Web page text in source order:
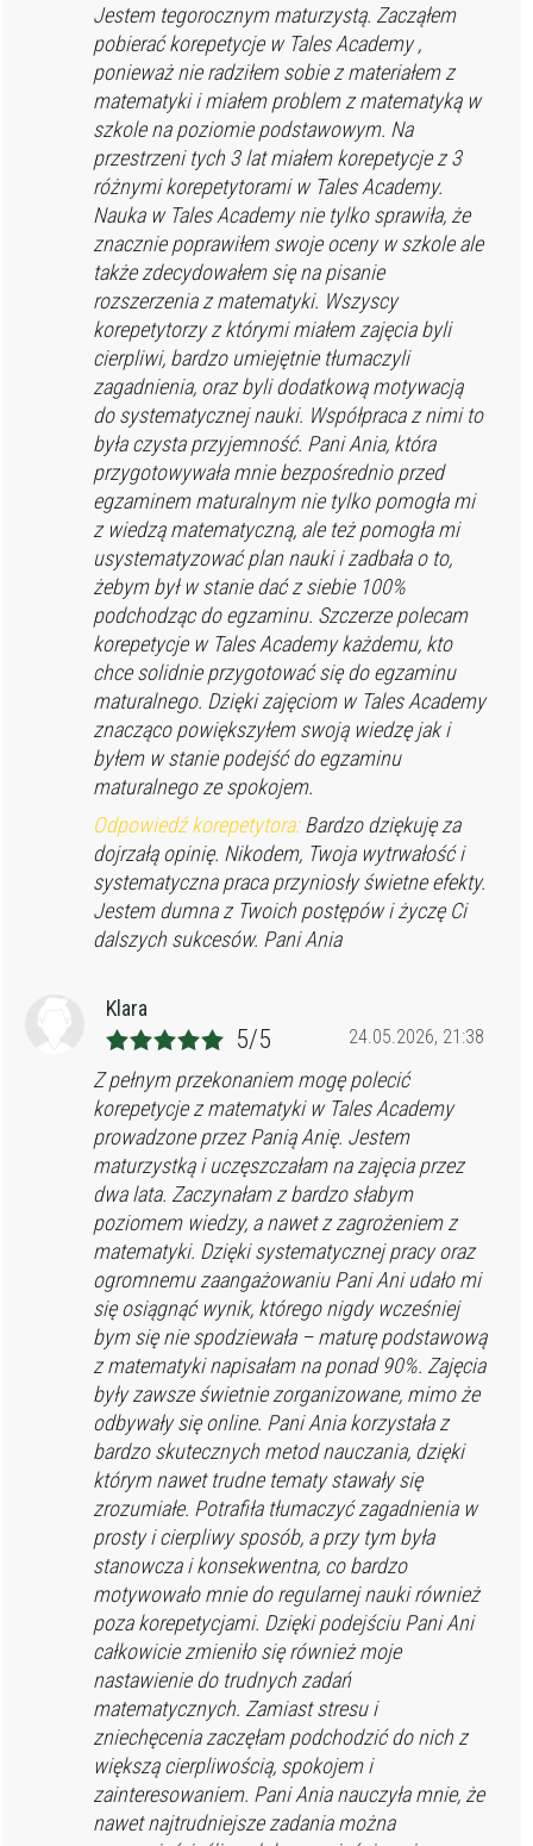
Jestem tegorocznym maturzystą. Zacząłem
pobierać korepetycje w Tales Academy ,
ponieważ nie radziłem sobie z materiałem z
matematyki i miałem problem z matematyką w
szkole na poziomie podstawowym. Na
przestrzeni tych 3 lat miałem korepetycje z 3
różnymi korepetytorami w Tales Academy.
Nauka w Tales Academy nie tylko sprawiła, że
znacznie poprawiłem swoje oceny w szkole ale
także zdecydowałem się na pisanie
rozszerzenia z matematyki. Wszyscy
korepetytorzy z którymi miałem zajęcia byli
cierpliwi, bardzo umiejętnie tłumaczyli
zagadnienia, oraz byli dodatkową motywacją
do systematycznej nauki. Współpraca z nimi to
była czysta przyjemność. Pani Ania, która
przygotowywała mnie bezpośrednio przed
egzaminem maturalnym nie tylko pomogła mi
z wiedzą matematyczną, ale też pomogła mi
usystematyzować plan nauki i zadbała o to,
żebym był w stanie dać z siebie 100%
podchodząc do egzaminu. Szczerze polecam
korepetycje w Tales Academy każdemu, kto
chce solidnie przygotować się do egzaminu
maturalnego. Dzięki zajęciom w Tales Academy
znacząco powiększyłem swoją wiedzę jak i
byłem w stanie podejść do egzaminu
maturalnego ze spokojem.
Odpowiedź korepetytora:Bardzo dziękuję za
dojrzałą opinię. Nikodem, Twoja wytrwałość i
systematyczna praca przyniosły świetne efekty.
Jestem dumna z Twoich postępów i życzę Ci
dalszych sukcesów. Pani Ania
Klara
24.05.2026, 21:38
5/5
Z pełnym przekonaniem mogę polecić
korepetycje z matematyki w Tales Academy
prowadzone przez Panią Anię. Jestem
maturzystką i uczęszczałam na zajęcia przez
dwa lata. Zaczynałam z bardzo słabym
poziomem wiedzy, a nawet z zagrożeniem z
matematyki. Dzięki systematycznej pracy oraz
ogromnemu zaangażowaniu Pani Ani udało mi
się osiągnąć wynik, którego nigdy wcześniej
bym się nie spodziewała – maturę podstawową
z matematyki napisałam na ponad 90%. Zajęcia
były zawsze świetnie zorganizowane, mimo że
odbywały się online. Pani Ania korzystała z
bardzo skutecznych metod nauczania, dzięki
którym nawet trudne tematy stawały się
zrozumiałe. Potrafiła tłumaczyć zagadnienia w
prosty i cierpliwy sposób, a przy tym była
stanowcza i konsekwentna, co bardzo
motywowało mnie do regularnej nauki również
poza korepetycjami. Dzięki podejściu Pani Ani
całkowicie zmieniło się również moje
nastawienie do trudnych zadań
matematycznych. Zamiast stresu i
zniechęcenia zaczęłam podchodzić do nich z
większą cierpliwością, spokojem i
zainteresowaniem. Pani Ania nauczyła mnie, że
nawet najtrudniejsze zadania można